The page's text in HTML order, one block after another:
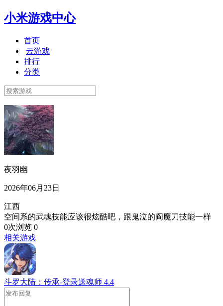
小米游戏中心
首页
云游戏
排行
分类
夜羽幽
2026年06月23日
江西
空间系的武魂技能应该很炫酷吧，跟鬼泣的阎魔刀技能一样
0次浏览 0
相关游戏
斗罗大陆：传承-登录送魂师 4.4